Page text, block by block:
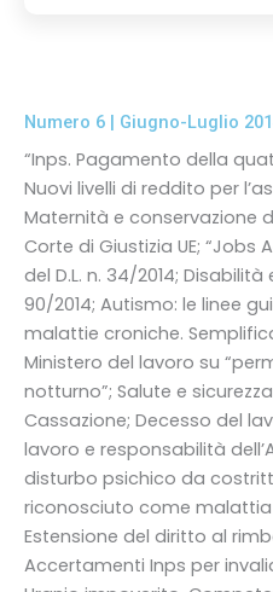
Numero 6 | Giugno-Luglio
“Inps. Pagamento della
Nuovi livelli di reddito per
Maternità e conservazione
Corte di Giustizia UE; “Jobs
del D.L. n. 34/2014; Disabilità
90/2014; Autismo: le linee
malattie croniche.
Ministero del lavoro su
notturno”; Salute e
Cassazione; Decesso del
lavoro e responsabilità
disturbo psichico da
riconosciuto come malattia
Estensione del diritto al
Accertamenti Inps per